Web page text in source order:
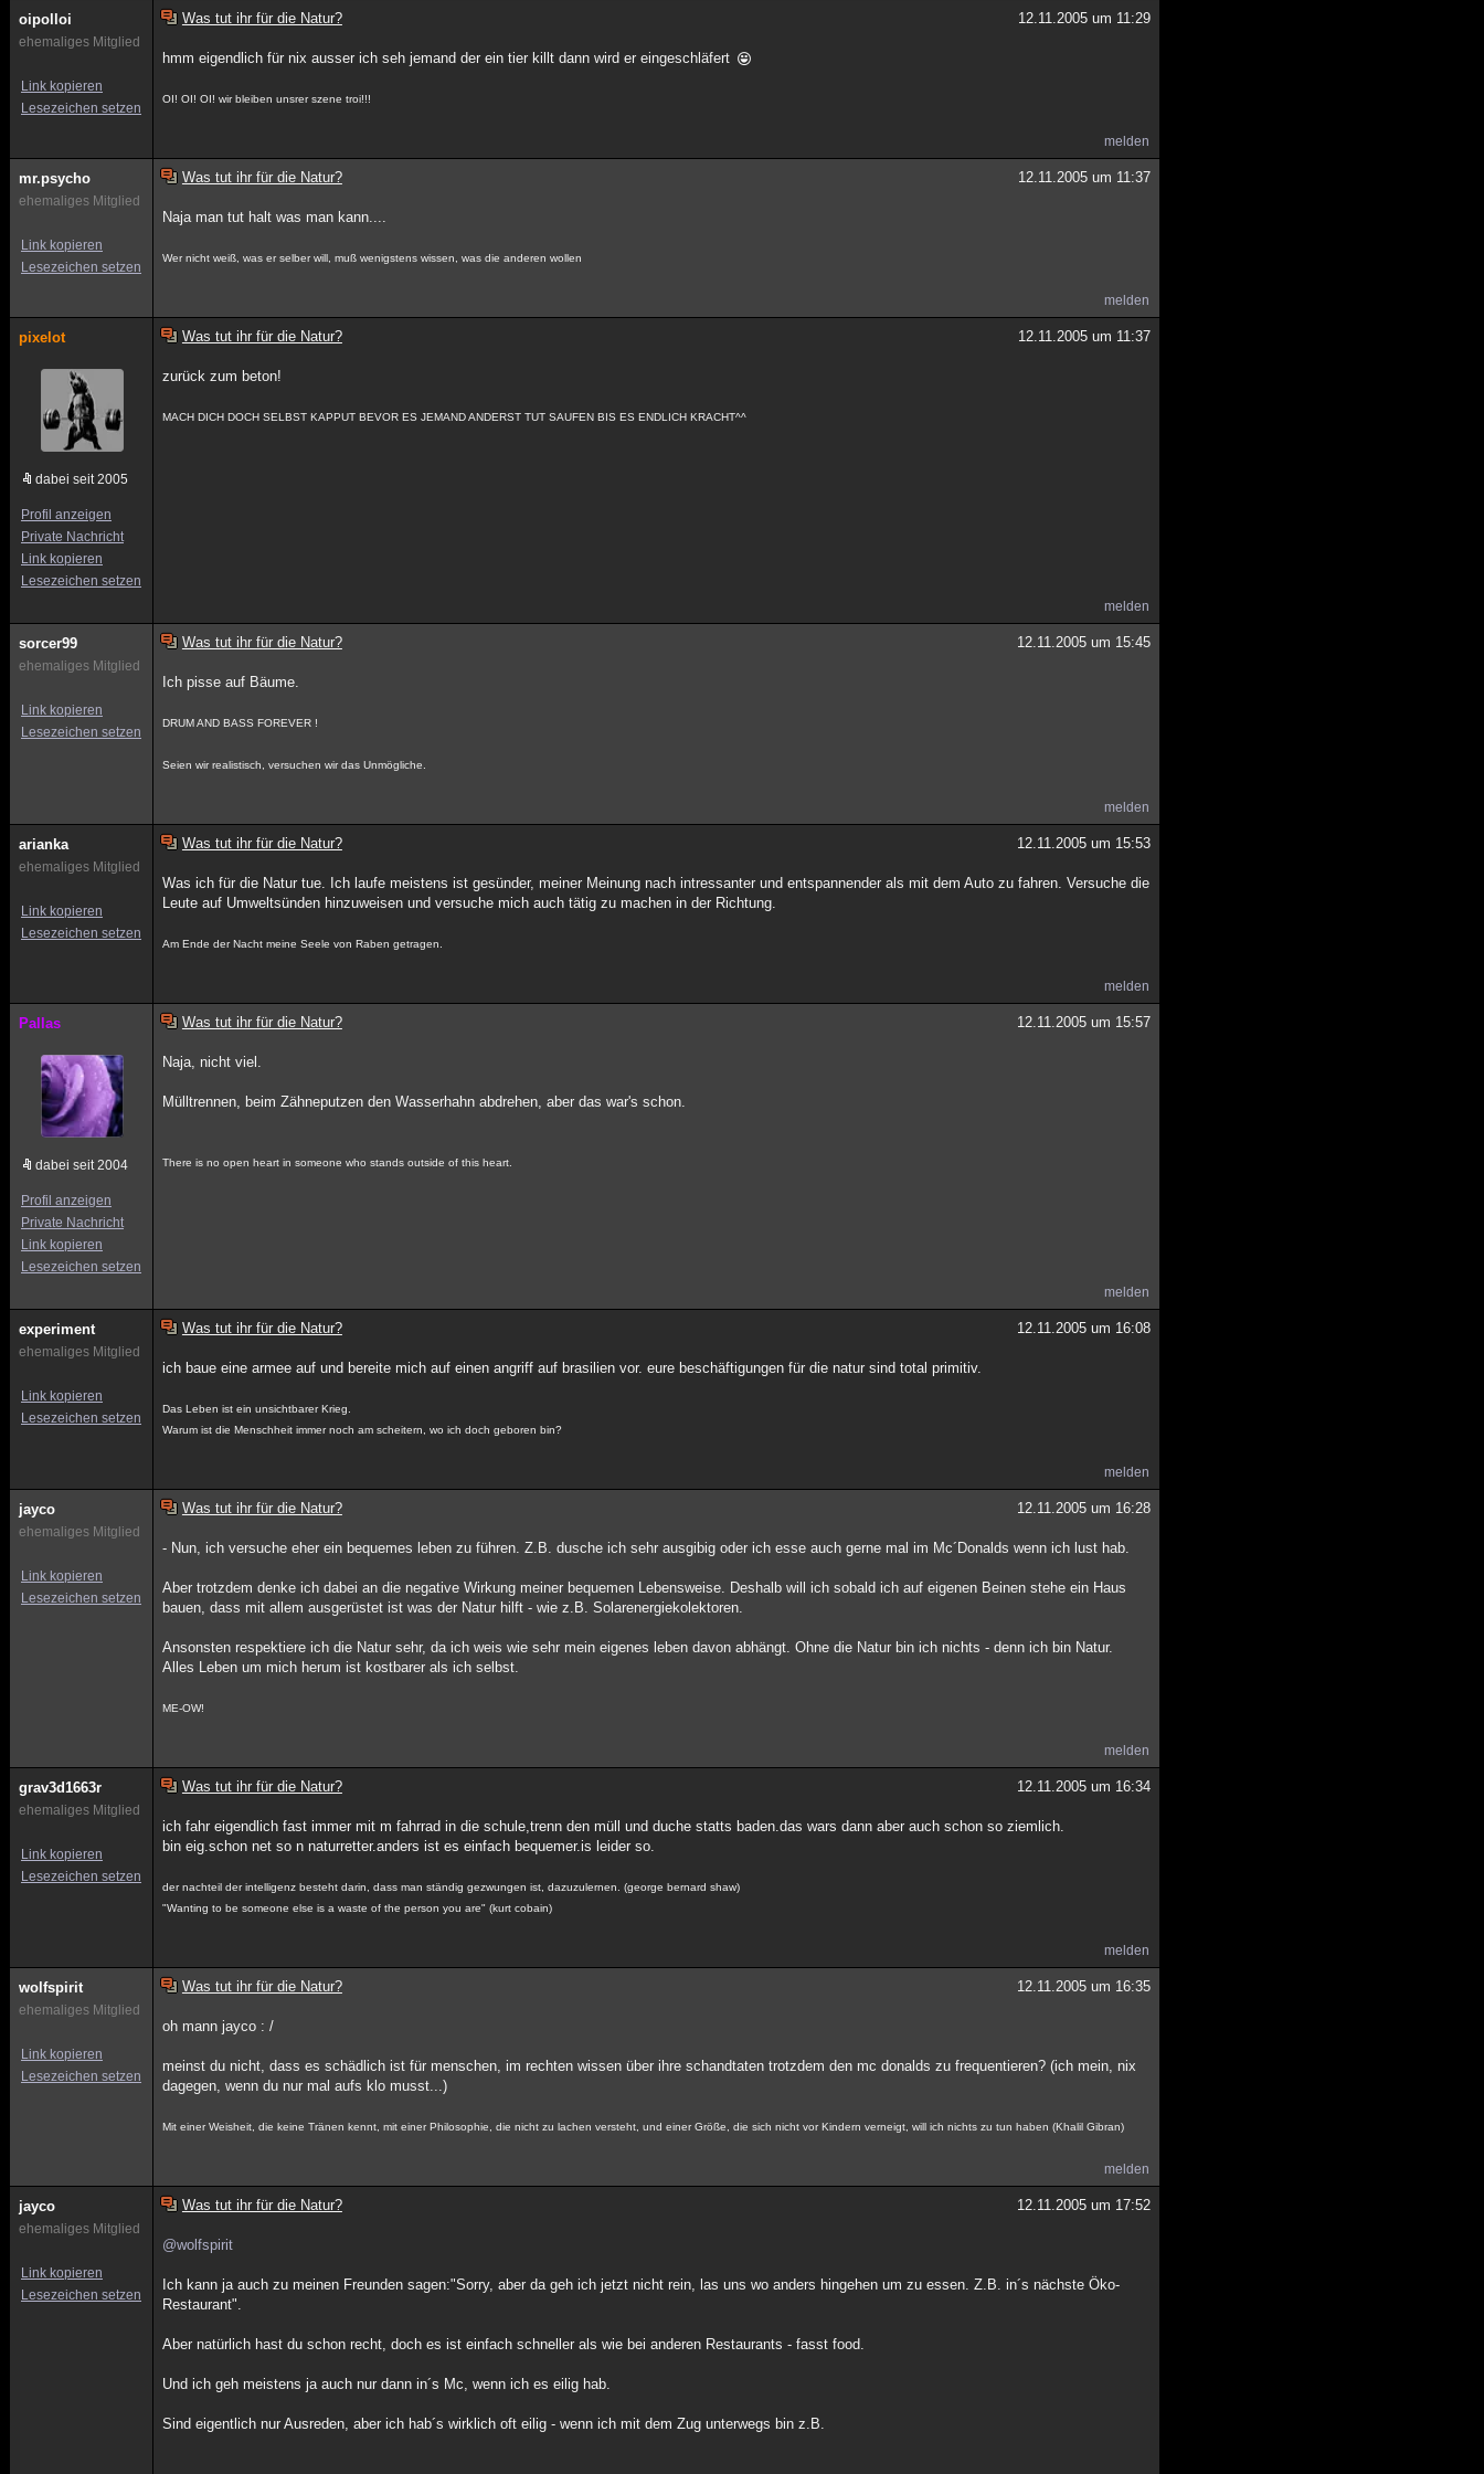
oipolloi
ehemaliges Mitglied
Link kopieren
Lesezeichen setzen
Was tut ihr für die Natur? 12.11.2005 um 11:29
hmm eigendlich für nix ausser ich seh jemand der ein tier killt dann wird er eingeschläfert
OI! OI! OI! wir bleiben unsrer szene troi!!!
melden
mr.psycho
ehemaliges Mitglied
Link kopieren
Lesezeichen setzen
Was tut ihr für die Natur? 12.11.2005 um 11:37
Naja man tut halt was man kann....
Wer nicht weiß, was er selber will, muß wenigstens wissen, was die anderen wollen
melden
pixelot
dabei seit 2005
Profil anzeigen
Private Nachricht
Link kopieren
Lesezeichen setzen
Was tut ihr für die Natur? 12.11.2005 um 11:37
zurück zum beton!
MACH DICH DOCH SELBST KAPPUT BEVOR ES JEMAND ANDERST TUT SAUFEN BIS ES ENDLICH KRACHT^^
melden
sorcer99
ehemaliges Mitglied
Link kopieren
Lesezeichen setzen
Was tut ihr für die Natur? 12.11.2005 um 15:45
Ich pisse auf Bäume.
DRUM AND BASS FOREVER !
Seien wir realistisch, versuchen wir das Unmögliche.
melden
arianka
ehemaliges Mitglied
Link kopieren
Lesezeichen setzen
Was tut ihr für die Natur? 12.11.2005 um 15:53
Was ich für die Natur tue. Ich laufe meistens ist gesünder, meiner Meinung nach intressanter und entspannender als mit dem Auto zu fahren. Versuche die
Leute auf Umweltsünden hinzuweisen und versuche mich auch tätig zu machen in der Richtung.
Am Ende der Nacht meine Seele von Raben getragen.
melden
Pallas
dabei seit 2004
Profil anzeigen
Private Nachricht
Link kopieren
Lesezeichen setzen
Was tut ihr für die Natur? 12.11.2005 um 15:57
Naja, nicht viel.
Mülltrennen, beim Zähneputzen den Wasserhahn abdrehen, aber das war's schon.
There is no open heart in someone who stands outside of this heart.
melden
experiment
ehemaliges Mitglied
Link kopieren
Lesezeichen setzen
Was tut ihr für die Natur? 12.11.2005 um 16:08
ich baue eine armee auf und bereite mich auf einen angriff auf brasilien vor. eure beschäftigungen für die natur sind total primitiv.
Das Leben ist ein unsichtbarer Krieg.
Warum ist die Menschheit immer noch am scheitern, wo ich doch geboren bin?
melden
jayco
ehemaliges Mitglied
Link kopieren
Lesezeichen setzen
Was tut ihr für die Natur? 12.11.2005 um 16:28
- Nun, ich versuche eher ein bequemes leben zu führen. Z.B. dusche ich sehr ausgibig oder ich esse auch gerne mal im Mc´Donalds wenn ich lust hab.
Aber trotzdem denke ich dabei an die negative Wirkung meiner bequemen Lebensweise. Deshalb will ich sobald ich auf eigenen Beinen stehe ein Haus
bauen, dass mit allem ausgerüstet ist was der Natur hilft - wie z.B. Solarenergiekolektoren.
Ansonsten respektiere ich die Natur sehr, da ich weis wie sehr mein eigenes leben davon abhängt. Ohne die Natur bin ich nichts - denn ich bin Natur.
Alles Leben um mich herum ist kostbarer als ich selbst.
ME-OW!
melden
grav3d1663r
ehemaliges Mitglied
Link kopieren
Lesezeichen setzen
Was tut ihr für die Natur? 12.11.2005 um 16:34
ich fahr eigendlich fast immer mit m fahrrad in die schule,trenn den müll und duche statts baden.das wars dann aber auch schon so ziemlich.
bin eig.schon net so n naturretter.anders ist es einfach bequemer.is leider so.
der nachteil der intelligenz besteht darin, dass man ständig gezwungen ist, dazuzulernen. (george bernard shaw)
"Wanting to be someone else is a waste of the person you are" (kurt cobain)
melden
wolfspirit
ehemaliges Mitglied
Link kopieren
Lesezeichen setzen
Was tut ihr für die Natur? 12.11.2005 um 16:35
oh mann jayco : /
meinst du nicht, dass es schädlich ist für menschen, im rechten wissen über ihre schandtaten trotzdem den mc donalds zu frequentieren? (ich mein, nix
dagegen, wenn du nur mal aufs klo musst...)
Mit einer Weisheit, die keine Tränen kennt, mit einer Philosophie, die nicht zu lachen versteht, und einer Größe, die sich nicht vor Kindern verneigt, will ich nichts zu tun haben (Khalil Gibran)
melden
jayco
ehemaliges Mitglied
Link kopieren
Lesezeichen setzen
Was tut ihr für die Natur? 12.11.2005 um 17:52
@wolfspirit
Ich kann ja auch zu meinen Freunden sagen:"Sorry, aber da geh ich jetzt nicht rein, las uns wo anders hingehen um zu essen. Z.B. in´s nächste Öko-
Restaurant".
Aber natürlich hast du schon recht, doch es ist einfach schneller als wie bei anderen Restaurants - fasst food.
Und ich geh meistens ja auch nur dann in´s Mc, wenn ich es eilig hab.
Sind eigentlich nur Ausreden, aber ich hab´s wirklich oft eilig - wenn ich mit dem Zug unterwegs bin z.B.